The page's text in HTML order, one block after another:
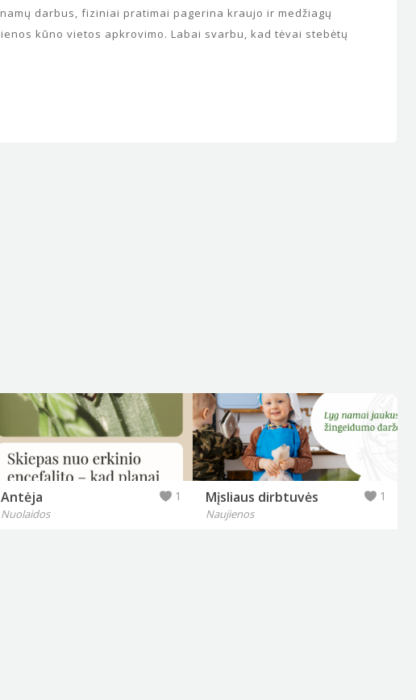
darbus, fiziniai pratimai pagerina kraujo ir medžiagų
kūno vietos apkrovimo. Labai svarbu, kad tėvai stebėtų
Antėja
Nuolaidos
1 Mįsliaus dirbtuvės
Naujienos
1
(NMA) – unikali papildomo
institucija, skirta mokslui ir